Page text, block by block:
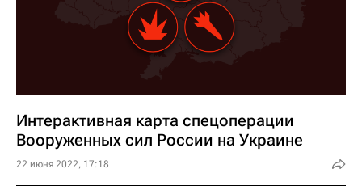
Интерактивная карта спецоперации
Вооруженных сил России на Украине
22 июня 2022, 17:18